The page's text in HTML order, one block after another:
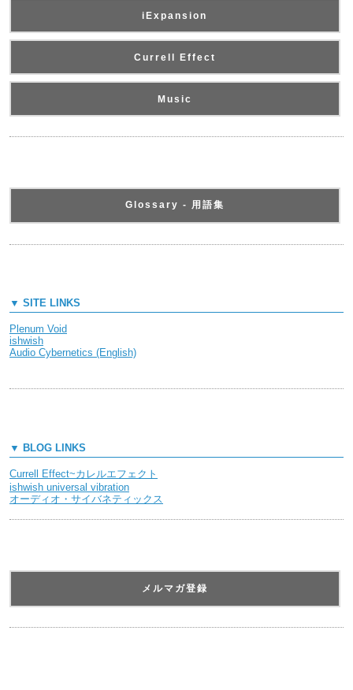
iExpansion
Currell Effect
Music
Glossary - 用語集
▼ SITE LINKS
Plenum Void
ishwish
Audio Cybernetics (English)
▼ BLOG LINKS
Currell Effect~カレルエフェクト
ishwish universal vibration
オーディオ・サイバネティックス
メルマガ登録